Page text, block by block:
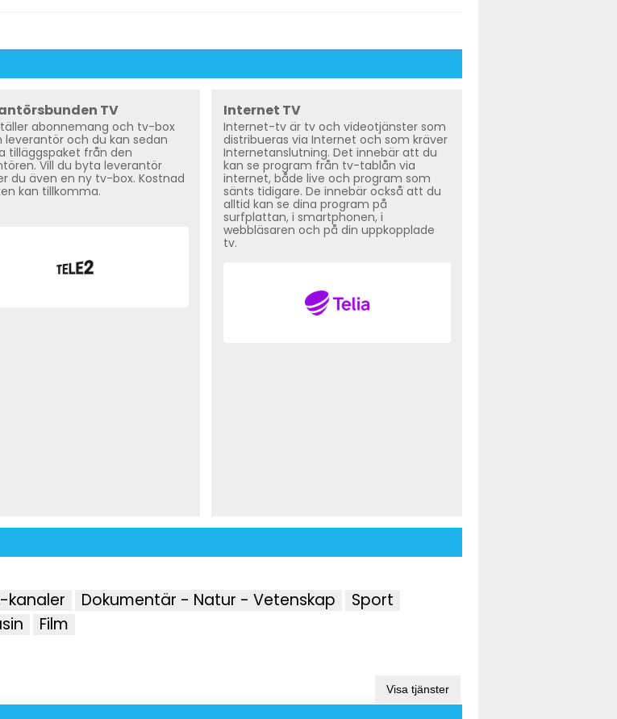
TV
abonnemang och tv-box
leverantör och du kan sedan
tilläggspaket från den
Vill du byta leverantör
du även en ny tv-box. Kostnad
kan tillkomma.
Internet TV
Internet-tv är tv och videotjänster som
distribueras via Internet och som kräver
Internetanslutning. Det innebär att du
kan se program från tv-tablån via
internet, både live och program som
sänts tidigare. De innebär också att du
alltid kan se dina program på
surfplattan, i smartphonen, i
webbläsaren och på din uppkopplade
tv.
kanaler Dokumentär - Natur - Vetenskap
Sport
Film